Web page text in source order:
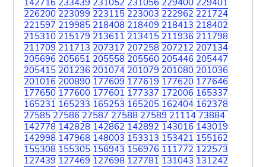
142716 233439 231052 231056 229400 229401
226200 223099 223115 223003 222962 221724
221597 219985 218408 218409 218413 218402
215310 215179 213611 213415 211936 211798
211709 211713 207317 207258 207212 207134
205696 205651 205558 205560 205446 205447
205415 201236 201074 201079 201080 201036
201016 200890 177609 177619 177620 177646
177650 177600 177601 177337 172006 165337
165231 165233 165253 165205 162404 162378
27585 27586 27587 27588 27589 21114 73884
142778 142828 142862 142892 143016 143019
142998 147968 148003 153313 153421 155162
155308 155305 156943 156976 111772 122573
127439 127469 127698 127781 131043 131242